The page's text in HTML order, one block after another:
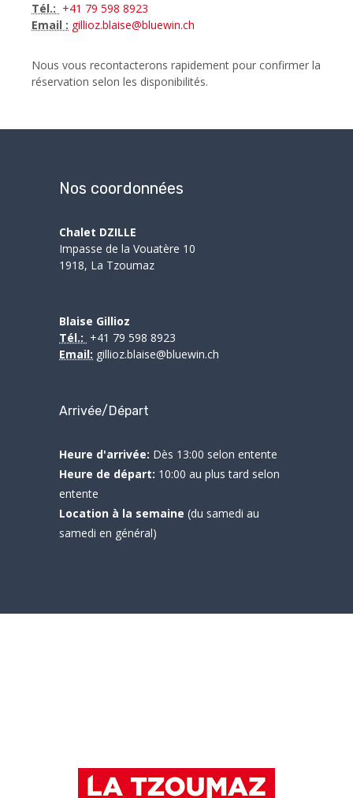
Tél.: +41 79 598 8923
Email : gillioz.blaise@bluewin.ch
Nous vous recontacterons rapidement pour confirmer la
réservation selon les disponibilités.
Nos coordonnées
Chalet DZILLE
Impasse de la Vouatère 10
1918, La Tzoumaz
Blaise Gillioz
Tél.: +41 79 598 8923
Email: gillioz.blaise@bluewin.ch
Arrivée/Départ
Heure d'arrivée: Dès 13:00 selon entente
Heure de départ: 10:00 au plus tard selon
entente
Location à la semaine (du samedi au
samedi en général)